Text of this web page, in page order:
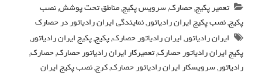
تعمیر پکیج,حصارک,سرویس پکیج,مناطق تحت پوشش,نصب
پکیج,نصب پکیج ایران رادیاتور,نمایندگی ایران رادیاتور در حصارک
ایران رادیاتور,ایران رادیاتور حصارک,پکیج,پکیج ایران رادیاتور,
پکیج ایران رادیاتور حصارک,تعمیرکار ایران رادیاتور حصارک,حصارک,
رادیاتور,سرویسکار ایران رادیاتور حصارک,کرج,نصب پکیج ایران